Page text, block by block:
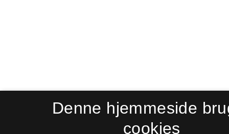
Denne hjemmeside
cookies